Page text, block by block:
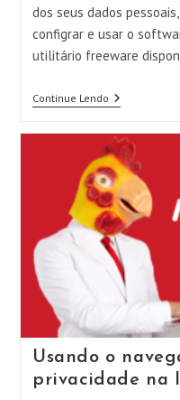
dos seus dados
configrar e usar o
utilitário freeware
Continue LendoUsando
O
De
Criptografia
De
Volume
VERACRYPT
Usando o
privacidade na